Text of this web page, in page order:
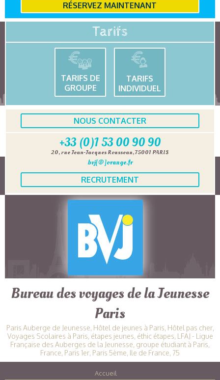
RÉSERVEZ MAINTENANT
Tarifs
TARIFS DE
GROUPE
TARIFS
INDIVIDUEL
NOUS CONTACTER
+33 (0)1 53 00 90 90
20, rue Jean-Jacques Rousseau, 75001 PARIS
bvj[@]orange.fr
RECRUTEMENT
Bureau des voyages de la Jeunesse
Paris
Paris Auberge de Jeunesse, Hôtel de jeunes à Paris, Hôtel pas cher,
Voyages Scolaires à Paris, étapes jeunes, éthic étapes, LFAJ - Ligue
Française des Auberges de la Jeunesse, groupe étudiant à Paris,
France, Paris 1er, Paris 5ème, Ile de France, 75
Accueil